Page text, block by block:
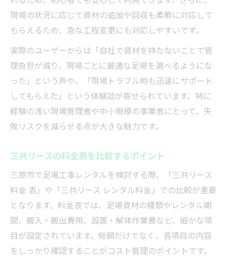
現場の状況に応じて資材の追加や回収も柔軟に対応して
もらえるため、急な工程変更にも対応しやすいです。
実際のユーザーからは「自社で資材を持たないことで管
理負担が減り、現場ごとに最適な足場を選べるようにな
った」という声や、「現場トラブル時も迅速にサポート
してもらえた」という体験談が寄せられています。特に
経験の浅い現場管理者や中小規模の事業者にとって、失
敗リスクを減らせる点が大きな魅力です。
三共リースの料金表を比較するポイント
三原市で足場工事レンタルを検討する際、「三共リース
料金 表」や「三共リース レンタル料金」での比較が重要
となります。料金表では、足場資材の種類やレンタル期
間、搬入・搬出費用、設置・解体作業費など、細かな項
目が設定されています。総額だけでなく、各項目の内容
をしっかり確認することがコスト管理のポイントです。